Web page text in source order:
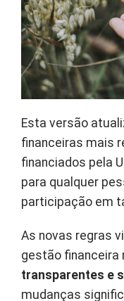
Esta versão
financeiras mais
financiados pela
para qualquer
participação em
As novas regras
gestão financeira
transparentes e
mudanças